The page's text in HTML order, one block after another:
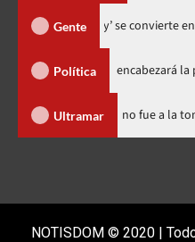
Gente
‘Spider-Man: Brand New Day’
Política
PRM y encabezará la plancha
Ultramar Luis Abinader
NOTISDOM © 2020 |